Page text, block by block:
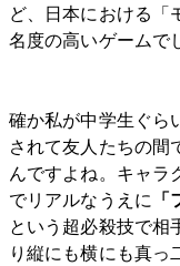
ど、日本における「
名度の高いゲームで
確か私が中学生ぐら
されて友人たちの間
んですよね。キャラ
でリアルなうえに
という超必殺技で相
り縦にも横にも真っ